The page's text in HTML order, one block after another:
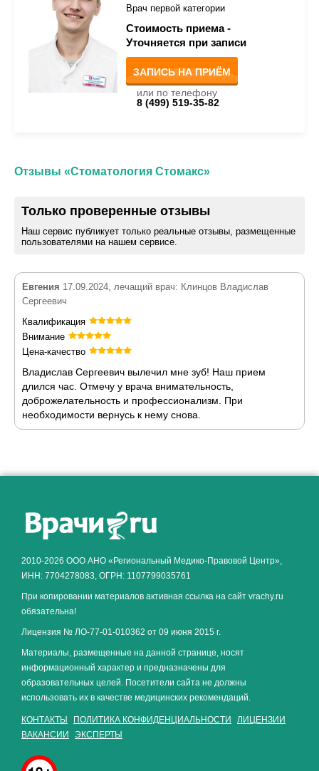
Врач первой категории
Стоимость приема -
Уточняется при записи
ЗАПИСЬ НА ПРИЁМ
или по телефону
8 (499) 519-35-82
Отзывы «Стоматология Стомакс»
Только проверенные отзывы
Наш сервис публикует только реальные отзывы, размещенные
пользователями на нашем сервисе.
Евгения 17.09.2024, лечащий врач: Клинцов Владислав
Сергеевич
Квалификация
Внимание
Цена-качество
Владислав Сергеевич вылечил мне зуб! Наш прием
длился час. Отмечу у врача внимательность,
доброжелательность и профессионализм. При
необходимости вернусь к нему снова.
2010-2026 ООО АНО «Региональный Медико-Правовой Центр»,
ИНН: 7704278083, ОГРН: 1107799035761
При копировании материалов активная ссылка на сайт vrachy.ru
обязательна!
Лицензия № ЛО-77-01-010362 от 09 июня 2015 г.
Материалы, размещенные на данной странице, носят
информационный характер и предназначены для
образовательных целей. Посетители сайта не должны
использовать их в качестве медицинских рекомендаций.
КОНТАКТЫ ПОЛИТИКА КОНФИДЕНЦИАЛЬНОСТИ
ЛИЦЕНЗИИ
ВАКАНСИИ
ЭКСПЕРТЫ